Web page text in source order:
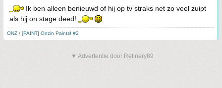
Ik ben alleen benieuwd of hij op tv straks net zo veel zuipt
als hij on stage deed!
ONZ / [PAINT] Onzin Paints! #2
▼ Advertentie door Refinery89